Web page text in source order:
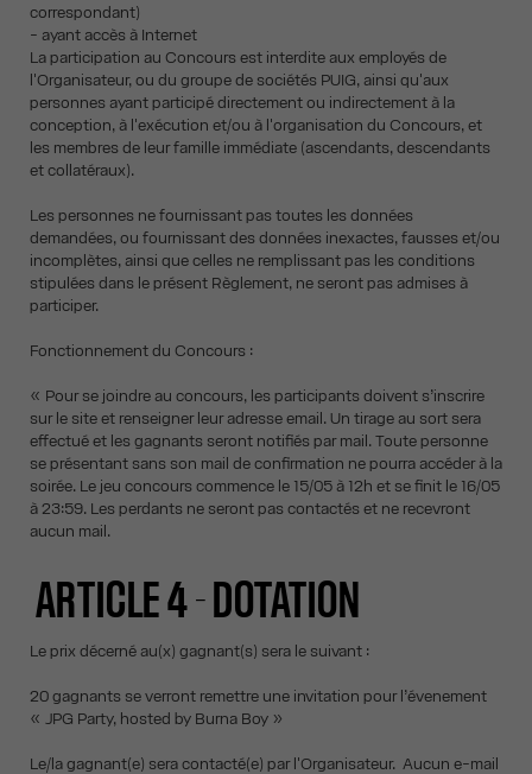
correspondant)
- ayant accès à Internet
La participation au Concours est interdite aux employés de
l'Organisateur, ou du groupe de sociétés PUIG, ainsi qu'aux
personnes ayant participé directement ou indirectement à la
conception, à l'exécution et/ou à l'organisation du Concours, et
les membres de leur famille immédiate (ascendants, descendants
et collatéraux).
Les personnes ne fournissant pas toutes les données
demandées, ou fournissant des données inexactes, fausses et/ou
incomplètes, ainsi que celles ne remplissant pas les conditions
stipulées dans le présent Règlement, ne seront pas admises à
participer.
Fonctionnement du Concours :
« Pour se joindre au concours, les participants doivent s’inscrire
sur le site et renseigner leur adresse email. Un tirage au sort sera
effectué et les gagnants seront notifiés par mail. Toute personne
se présentant sans son mail de confirmation ne pourra accéder à la
soirée. Le jeu concours commence le 15/05 à 12h et se finit le 16/05
à 23:59. Les perdants ne seront pas contactés et ne recevront
aucun mail.
ARTICLE 4 - DOTATION
Le prix décerné au(x) gagnant(s) sera le suivant :
20 gagnants se verront remettre une invitation pour l’évenement
« JPG Party, hosted by Burna Boy »
Le/la gagnant(e) sera contacté(e) par l'Organisateur. Aucun e-mail